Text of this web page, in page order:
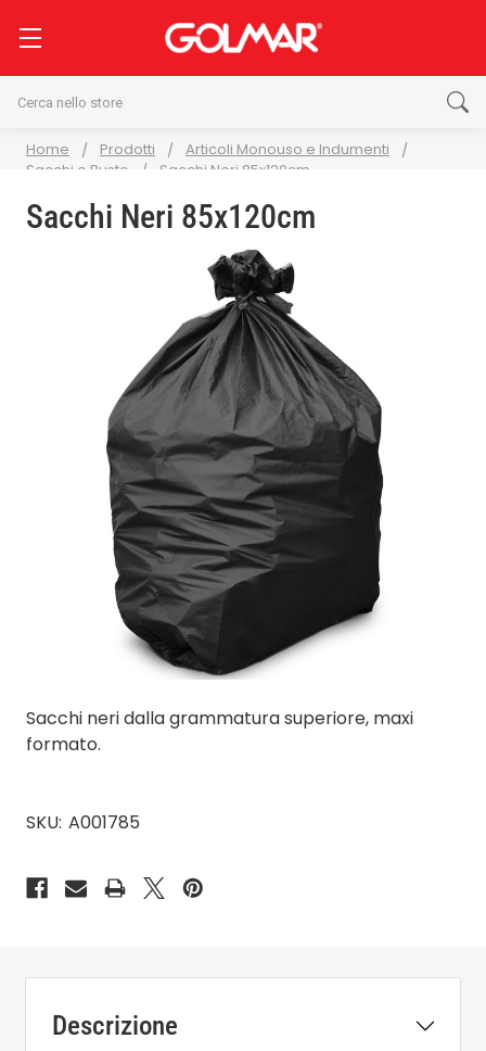
Home Prodotti
Articoli Monouso e Indumenti
Sacchi e Buste
Sacchi Neri 85x120cm
Sacchi Neri 85x120cm
Sacchi neri dalla grammatura superiore, maxi
formato.
SKU: A001785
Descrizione